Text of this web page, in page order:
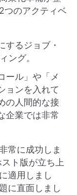
つのアクティベ
するジョブ・
ング。
ール」や「メ
ョンを入れて
の人間的な接
企業では非常
常に成功しま
ト版が立ち上
適用しまし
に直面しまし